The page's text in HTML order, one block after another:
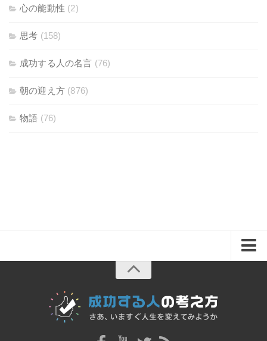
心の能動性 (2)
思考 (158)
成功する人の名言 (76)
朝の迎え方 (876)
物語 (76)